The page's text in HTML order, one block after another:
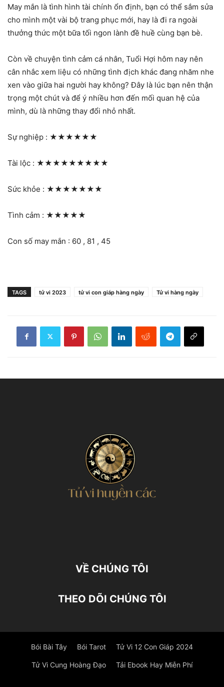
May mắn là tình hình tài chính ổn định, bạn có thể sắm sửa
cho mình một vài bộ trang phục mới, hay là đi ra ngoài
thưởng thức một bữa tối ngon lành đề huề cùng bạn bè.
Còn về chuyện tình cảm cá nhân, Tuổi Hợi hôm nay nên
cân nhắc xem liệu có những tình địch khác đang nhăm nhe
xen vào giữa hai người hay không? Đây là lúc bạn nên thận
trọng một chút và để ý nhiều hơn đến mối quan hệ của
mình, dù là những thay đổi nhỏ nhất.
Sự nghiệp : ★★★★★★
Tài lộc : ★★★★★★★★★
Sức khỏe : ★★★★★★★
Tình cảm : ★★★★★
Con số may mắn : 60 , 81 , 45
TAGS tử vi 2023 tử vi con giáp hàng ngày Tử vi hàng ngày
VỀ CHÚNG TÔI
THEO DÕI CHÚNG TÔI
Bói Bài Tây Bói Tarot Tử Vi 12 Con Giáp 2024
Tử Vi Cung Hoàng Đạo Tải Ebook Hay Miễn Phí